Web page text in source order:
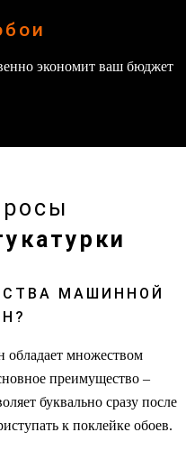
экономит ваш бюджет
МАШИННОЙ
обладает множеством
преимущество –
буквально сразу после
к поклейке обоев.